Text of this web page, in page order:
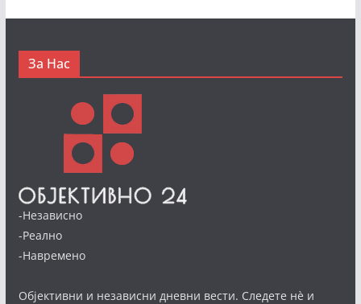
За Нас
-Независно
-Реално
-Навремено
Објективни и независни дневни вести. Следете нè и